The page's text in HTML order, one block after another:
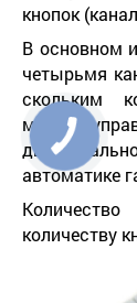
кнопок
В основном
четырьмя
скольким
можно
автоматике
количеству